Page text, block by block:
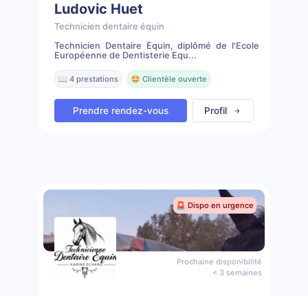
Ludovic Huet
Technicien dentaire équin
Technicien Dentaire Équin, diplômé de l'Ecole
Européenne de Dentisterie Equ...
📖 4 prestations 🤩 Clientèle ouverte
Prendre rendez-vous Profil
🚨 Dispo en urgence
Prochaine disponibilité
< 3 semaines